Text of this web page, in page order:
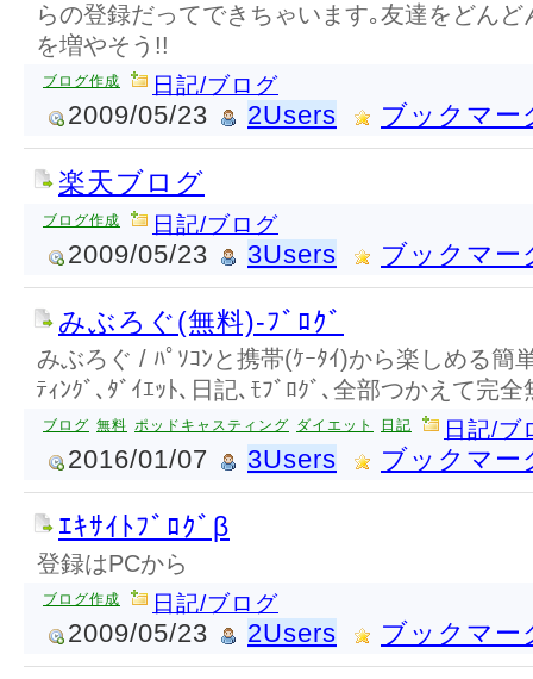
らの登録だってできちゃいます｡友達をどんど
を増やそう!!
ブログ作成 日記/ブログ
2009/05/23 2Users ブックマー
楽天ブログ
ブログ作成 日記/ブログ
2009/05/23 3Users ブックマー
みぶろぐ(無料)-ﾌﾞﾛｸﾞ
みぶろぐ / ﾊﾟｿｺﾝと携帯(ｹｰﾀｲ)から楽しめる簡
ﾃｨﾝｸﾞ､ﾀﾞｲｴｯﾄ､日記､ﾓﾌﾞﾛｸﾞ､全部つかえて完全
ブログ 無料 ポッドキャスティング ダイエット 日記 日記/ブ
2016/01/07 3Users ブックマー
ｴｷｻｲﾄﾌﾞﾛｸﾞβ
登録はPCから
ブログ作成 日記/ブログ
2009/05/23 2Users ブックマー